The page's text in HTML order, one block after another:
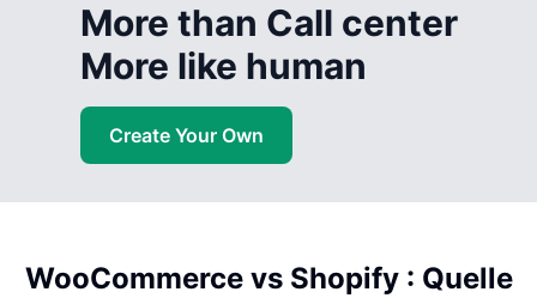
More than Call center
More like human
Create Your Own
WooCommerce vs Shopify : Quelle